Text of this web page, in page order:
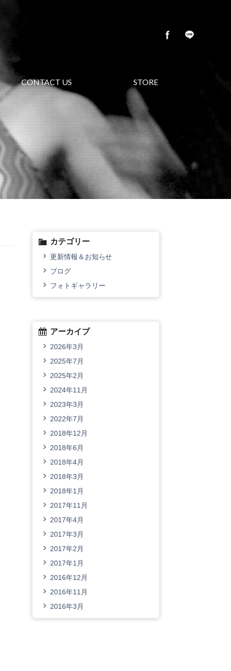
CONTACT US STORE
カテゴリー
更新情報＆お知らせ
ブログ
フォトギャラリー
アーカイブ
2026年3月
2025年7月
2025年2月
2024年11月
2023年3月
2022年7月
2018年12月
2018年6月
2018年4月
2018年3月
2018年1月
2017年11月
2017年4月
2017年3月
2017年2月
2017年1月
2016年12月
2016年11月
2016年3月